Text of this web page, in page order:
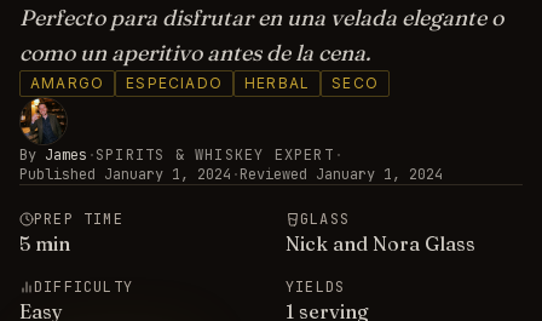
Perfecto para disfrutar en una velada elegante o
como un aperitivo antes de la cena.
AMARGO ESPECIADO HERBAL SECO
By James ·SPIRITS & WHISKEY EXPERT ·
Published January 1, 2024 ·Reviewed January 1, 2024
PREP TIME
5 min
GLASS
Nick and Nora Glass
DIFFICULTY
Easy
YIELDS
1 serving